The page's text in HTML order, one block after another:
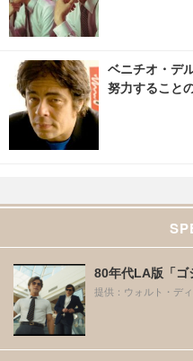
ベニチオ・デ
努力すること
80年代LA版「ゴ
提供：ウォルト・デ